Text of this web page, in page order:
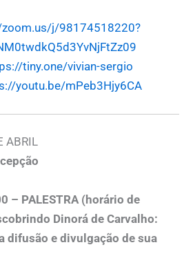
j/98174518220?
tiny.one/vivian-sergio
youtu.be/mPeb3Hjy6CA
ABRIL
– PALESTRA (horário de
Dinorá de Carvalho:
difusão e divulgação de sua